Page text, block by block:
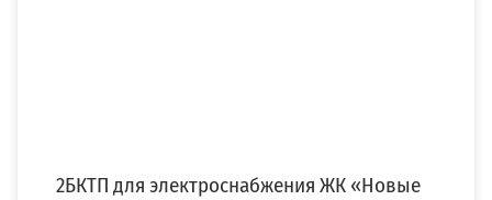
2БКТП для электроснабжения ЖК «Новые